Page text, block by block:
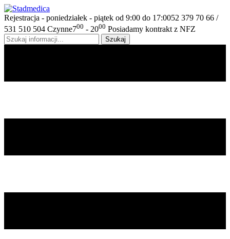
Rejestracja - poniedziałek - piątek od 9:00 do 17:0052 379 70 66 /
531 510 504 Czynne700 - 2000 Posiadamy kontrakt z NFZ